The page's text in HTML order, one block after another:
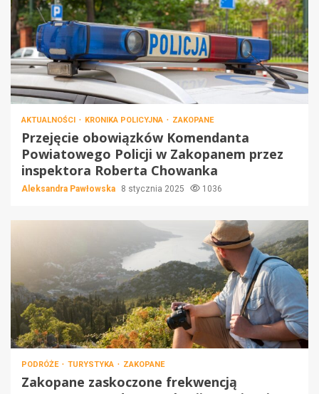
AKTUALNOŚCI KRONIKA POLICYJNA ZAKOPANE
Przejęcie obowiązków Komendanta
Powiatowego Policji w Zakopanem przez
inspektora Roberta Chowanka
Aleksandra Pawłowska 8 stycznia 2025 1036
PODRÓŻE TURYSTYKA ZAKOPANE
Zakopane zaskoczone frekwencją